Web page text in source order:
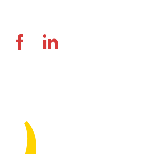
FacebookLinkedin